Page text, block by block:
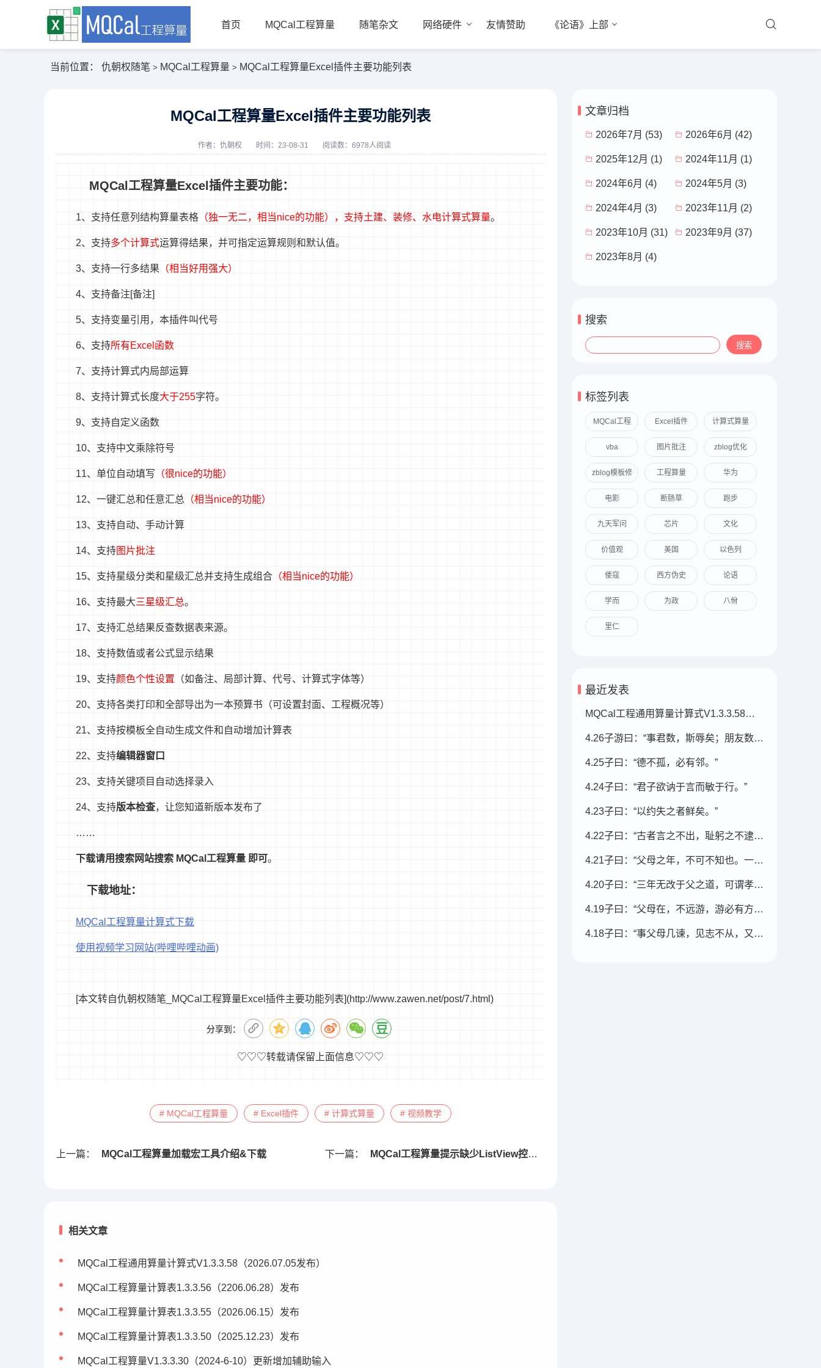
首页 MQCal工程算量 随笔杂文 网络硬件 友情赞助 《论语》上部
当前位置： 仇朝权随笔 > MQCal工程算量 > MQCal工程算量Excel插件主要功能列表
MQCal工程算量Excel插件主要功能列表
作者： 仇朝权 时间：23-08-31 阅读数：6978人阅读
MQCal工程算量Excel插件主要功能：
1、支持任意列结构算量表格 （独一无二，相当nice的功能），支持土建、装修、水电计算式算量。
2、支持多个计算式运算得结果，并可指定运算规则和默认值。
3、支持一行多结果 （相当好用强大）
4、支持备注[备注]
5、支持变量引用，本插件叫代号
6、支持所有Excel函数
7、支持计算式内局部运算
8、支持计算式长度大于255字符。
9、支持自定义函数
10、支持中文乘除符号
11、单位自动填写 （很nice的功能）
12、一键汇总和任意汇总 （相当nice的功能）
13、支持自动、手动计算
14、支持图片批注
15、支持星级分类和星级汇总并支持生成组合 （相当nice的功能）
16、支持最大三星级汇总。
17、支持汇总结果反查数据表来源。
18、支持数值或者公式显示结果
19、支持颜色个性设置 （如备注、局部计算、代号、计算式字体等）
20、支持各类打印和全部导出为一本预算书（可设置封面、工程概况等）
21、支持按模板全自动生成文件和自动增加计算表
22、支持编辑器窗口
23、支持关键项目自动选择录入
24、支持版本检查，让您知道新版本发布了
……
下载请用搜索网站搜索 MQCal工程算量 即可。
下载地址：
MQCal工程算量计算式下载
使用视频学习网站(哔哩哔哩动画)
[本文转自仇朝权随笔_MQCal工程算量Excel插件主要功能列表](http://www.zawen.net/post/7.html)
分享到：
♡♡♡转载请保留上面信息♡♡♡
# MQCal工程算量 # Excel插件 # 计算式算量 # 视频教学
上一篇： MQCal工程算量加载宏工具介绍&下载 下一篇： MQCal工程算量提示缺少ListView控件解决方法
相关文章
MQCal工程通用算量计算式V1.3.3.58（2026.07.05发布）
MQCal工程算量计算表1.3.3.56（2206.06.28）发布
MQCal工程算量计算表1.3.3.55（2026.06.15）发布
MQCal工程算量计算表1.3.3.50（2025.12.23）发布
MQCal工程算量V1.3.3.30（2024-6-10）更新增加辅助输入
文章归档
2026年7月 (53) 2026年6月 (42)
2025年12月 (1) 2024年11月 (1)
2024年6月 (4) 2024年5月 (3)
2024年4月 (3) 2023年11月 (2)
2023年10月 (31) 2023年9月 (37)
2023年8月 (4)
搜索
标签列表
MQCal工程
算量
Excel插件 计算式算量
vba 图片批注 zblog优化
zblog模板修
改
工程算量 华为
电影 断肠草 跑步
九天军问 芯片 文化
价值观 美国 以色列
倭寇 西方伪史 论语
学而 为政 八佾
里仁
最近发表
MQCal工程通用算量计算式V1.3.3.58（2026.07.05发布）
4.26子游曰：“事君数，斯辱矣；朋友数，斯疏矣。
4.25子曰：“德不孤，必有邻。”
4.24子曰：“君子欲讷于言而敏于行。”
4.23子曰：“以约失之者鲜矣。”
4.22子曰：“古者言之不出，耻躬之不逮也。
4.21子曰：“父母之年，不可不知也。一则以喜，一则以惧。
4.20子曰：“三年无改于父之道，可谓孝矣。”
4.19子曰：“父母在，不远游，游必有方。”
4.18子曰：“事父母几谏，见志不从，又敬不违，劳而不怨。”